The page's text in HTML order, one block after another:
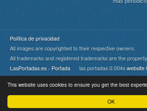
OK
This website uses cookies to ensure you get the best
Política de privacidad
All images are copyrighted to their respective owners.
All trademarks and registered trademarks are the
LasPortadas.es - Portada las portadas 0.004s website